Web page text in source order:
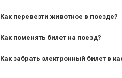
Как перевезти животное в поезде?
Как поменять билет на поезд?
Как забрать электронный билет в